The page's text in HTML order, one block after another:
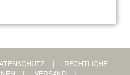
RECHTLICHE
VERSAND